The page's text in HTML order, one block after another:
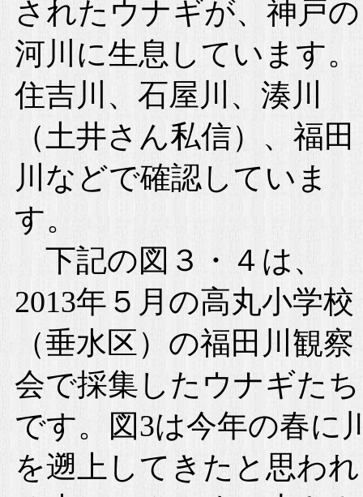
されたウナギが、神戸の
河川に生息しています。
住吉川、石屋川、湊川
（土井さん私信）、福田
川などで確認していま
す。
下記の図３・４は、
2013年５月の高丸小学校
（垂水区）の福田川観察
会で採集したウナギたち
です。図3は今年の春に
を遡上してきたと思われ